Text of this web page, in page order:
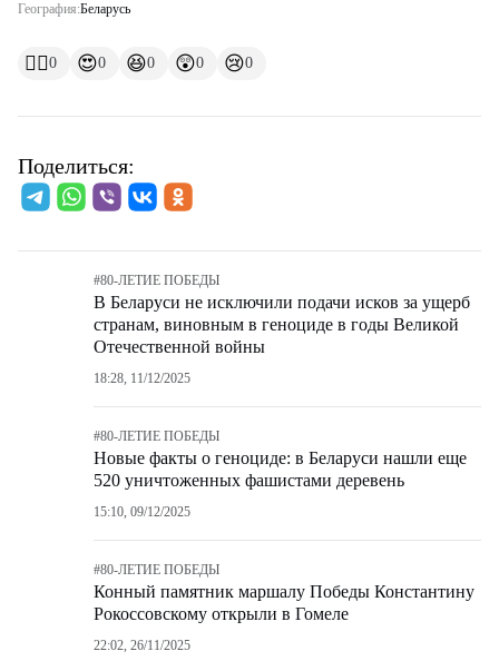
География:Беларусь
👍🏻0 😍0 😆0 😲0 😢0
Поделиться:
#80-ЛЕТИЕ ПОБЕДЫ
В Беларуси не исключили подачи исков за ущерб
странам, виновным в геноциде в годы Великой
Отечественной войны
18:28, 11/12/2025
#80-ЛЕТИЕ ПОБЕДЫ
Новые факты о геноциде: в Беларуси нашли еще
520 уничтоженных фашистами деревень
15:10, 09/12/2025
#80-ЛЕТИЕ ПОБЕДЫ
Конный памятник маршалу Победы Константину
Рокоссовскому открыли в Гомеле
22:02, 26/11/2025